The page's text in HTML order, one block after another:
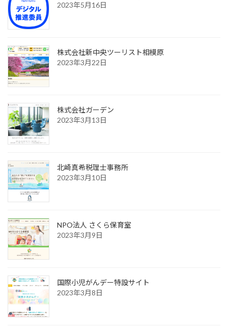
2023年5月16日
株式会社新中央ツーリスト相模原
2023年3月22日
株式会社ガーデン
2023年3月13日
北崎真希税理士事務所
2023年3月10日
NPO法人 さくら保育室
2023年3月9日
国際小児がんデー特設サイト
2023年3月8日